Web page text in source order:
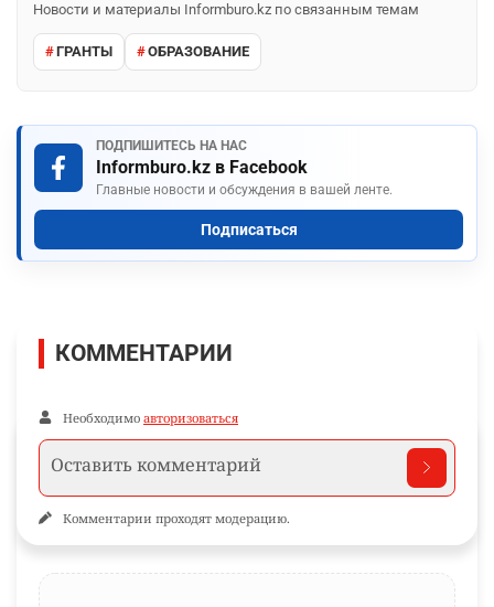
Новости и материалы Informburo.kz по связанным темам
ГРАНТЫ ОБРАЗОВАНИЕ
ПОДПИШИТЕСЬ НА НАС
Informburo.kz в Facebook
Главные новости и обсуждения в вашей ленте.
Подписаться
КОММЕНТАРИИ
Необходимо авторизоваться
Комментарии проходят модерацию.